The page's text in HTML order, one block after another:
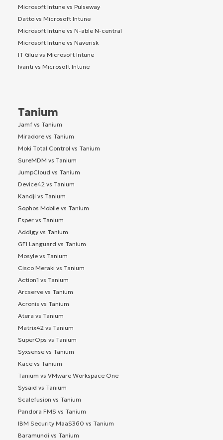
Microsoft Intune vs Pulseway
Datto vs Microsoft Intune
Microsoft Intune vs N-able N-central
Microsoft Intune vs Naverisk
IT Glue vs Microsoft Intune
Ivanti vs Microsoft Intune
Tanium
Jamf vs Tanium
Miradore vs Tanium
Moki Total Control vs Tanium
SureMDM vs Tanium
JumpCloud vs Tanium
Device42 vs Tanium
Kandji vs Tanium
Sophos Mobile vs Tanium
Esper vs Tanium
Addigy vs Tanium
GFI Languard vs Tanium
Mosyle vs Tanium
Cisco Meraki vs Tanium
Action1 vs Tanium
Arcserve vs Tanium
Acronis vs Tanium
Atera vs Tanium
Matrix42 vs Tanium
SuperOps vs Tanium
Syxsense vs Tanium
Kace vs Tanium
Tanium vs VMware Workspace One
Sysaid vs Tanium
Scalefusion vs Tanium
Pandora FMS vs Tanium
IBM Security MaaS360 vs Tanium
Baramundi vs Tanium